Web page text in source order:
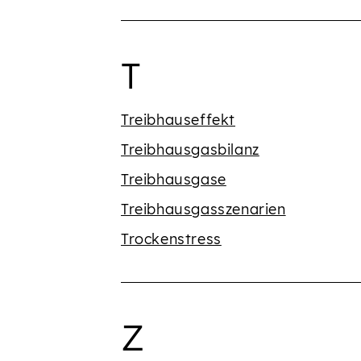
Begriffe mit
T
Treibhauseffekt
Treibhausgasbilanz
Treibhausgase
Treibhausgasszenarien
Trockenstress
Begriffe mit
Z